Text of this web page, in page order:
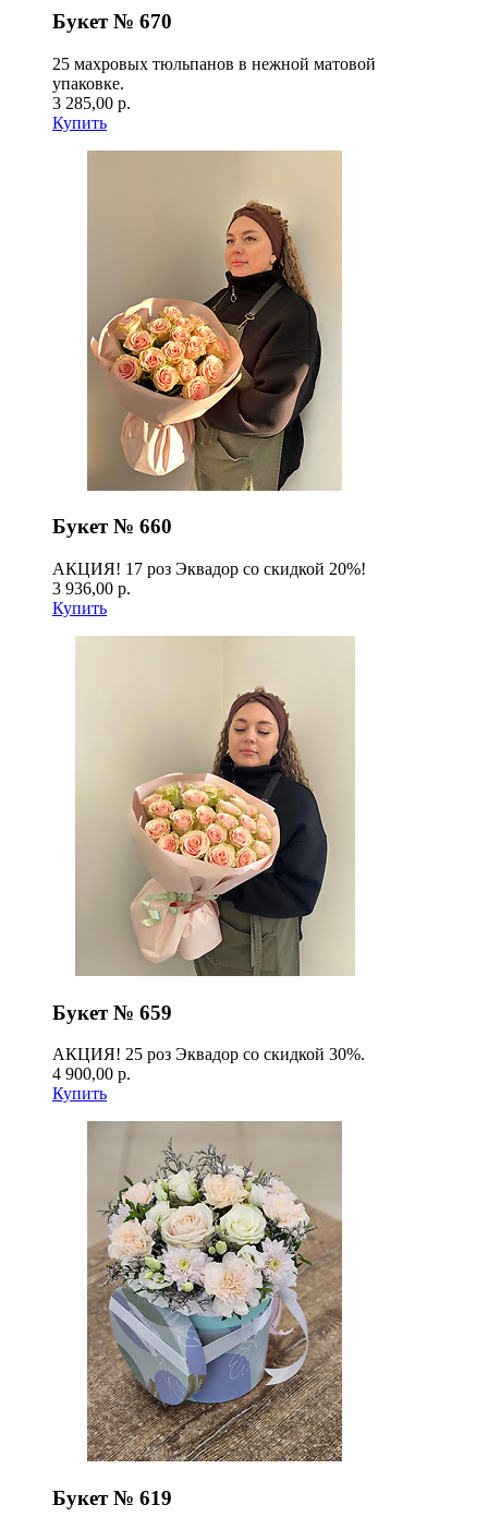
Букет № 670
25 махровых тюльпанов в нежной матовой
упаковке.
3 285,00 р.
Купить
Букет № 660
АКЦИЯ! 17 роз Эквадор со скидкой 20%!
3 936,00 р.
Купить
Букет № 659
АКЦИЯ! 25 роз Эквадор со скидкой 30%.
4 900,00 р.
Купить
Букет № 619